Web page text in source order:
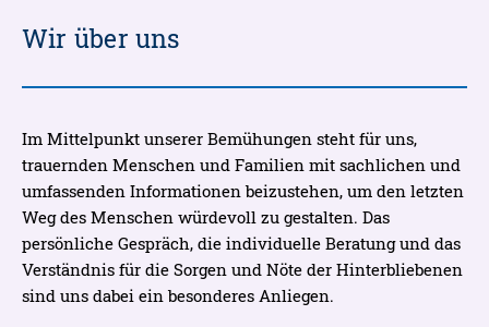
Wir über uns
Im Mittelpunkt unserer Bemühungen steht für uns,
trauernden Menschen und Familien mit sachlichen und
umfassenden Informationen beizustehen, um den letzten
Weg des Menschen würdevoll zu gestalten. Das
persönliche Gespräch, die individuelle Beratung und das
Verständnis für die Sorgen und Nöte der Hinterbliebenen
sind uns dabei ein besonderes Anliegen.